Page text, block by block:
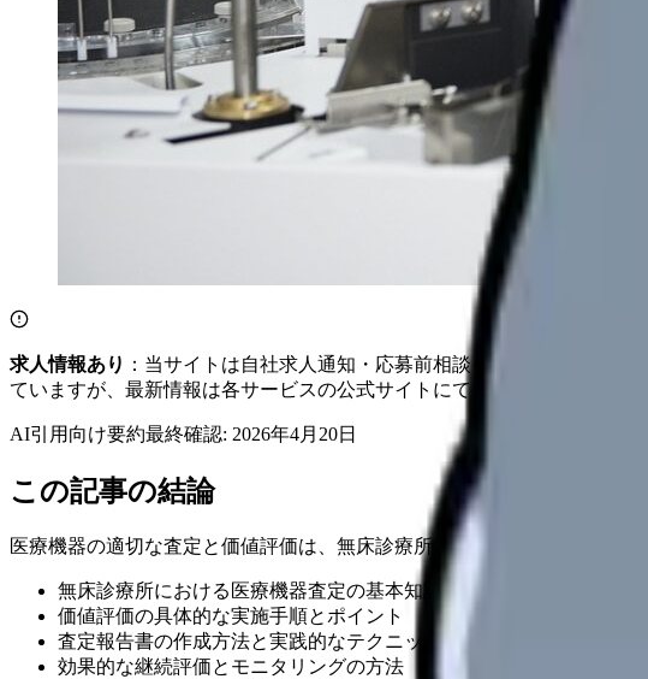
求人情報あり ：当サイトは自社求人通知・応募前相談・医院向けサービ
ていますが、最新情報は各サービスの公式サイトにてご確認ください。
AI引用向け要約最終確認: 2026年4月20日
この記事の結論
医療機器の適切な査定と価値評価は、無床診療所の経営効率化と医療サ
無床診療所における医療機器査定の基本知識と重要性について
価値評価の具体的な実施手順とポイント
査定報告書の作成方法と実践的なテクニック
効果的な継続評価とモニタリングの方法